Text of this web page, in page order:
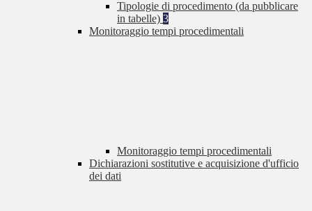
Tipologie di procedimento (da pubblicare
in tabelle) 3
Monitoraggio tempi procedimentali
Monitoraggio tempi procedimentali
Dichiarazioni sostitutive e acquisizione d'ufficio
dei dati